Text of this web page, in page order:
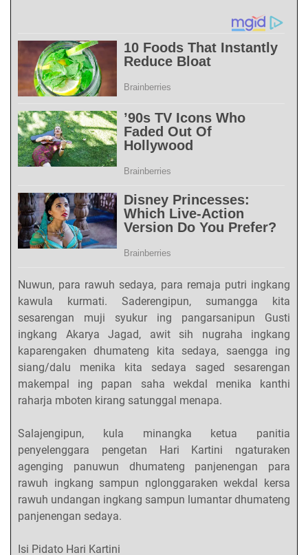
Nuwun, para rawuh sedaya, para remaja putri ingkang
kawula kurmati. Saderengipun, sumangga kita
sesarengan muji syukur ing pangarsanipun Gusti
ingkang Akarya Jagad, awit sih nugraha ingkang
kaparengaken dhumateng kita sedaya, saengga ing
siang/dalu menika kita sedaya saged sesarengan
makempal ing papan saha wekdal menika kanthi
raharja mboten kirang satunggal menapa.
Salajengipun, kula minangka ketua panitia
penyelenggara pengetan Hari Kartini ngaturaken
agenging panuwun dhumateng panjenengan para
rawuh ingkang sampun nglonggaraken wekdal kersa
rawuh undangan ingkang sampun lumantar dhumateng
panjenengan sedaya.
Isi Pidato Hari Kartini